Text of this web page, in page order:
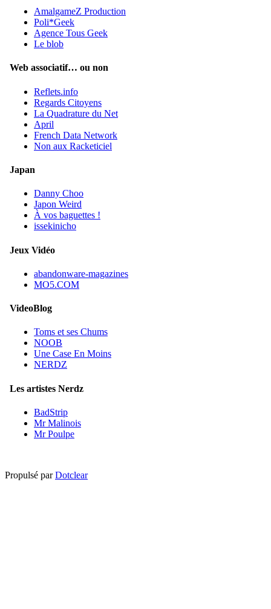
AmalgameZ Production
Poli*Geek
Agence Tous Geek
Le blob
Web associatif… ou non
Reflets.info
Regards Citoyens
La Quadrature du Net
April
French Data Network
Non aux Racketiciel
Japan
Danny Choo
Japon Weird
À vos baguettes !
issekinicho
Jeux Vidéo
abandonware-magazines
MO5.COM
VideoBlog
Toms et ses Chums
NOOB
Une Case En Moins
NERDZ
Les artistes Nerdz
BadStrip
Mr Malinois
Mr Poulpe
Propulsé parDotclear